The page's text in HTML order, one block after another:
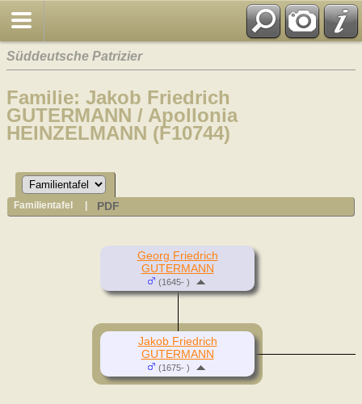
Süddeutsche Patrizier
Familie: Jakob Friedrich
GUTERMANN / Apollonia
HEINZELMANN (F10744)
Familientafel PDF
Georg Friedrich
GUTERMANN
(1645- )
Jakob Friedrich
GUTERMANN
(1675- )